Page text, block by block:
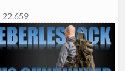
22.659